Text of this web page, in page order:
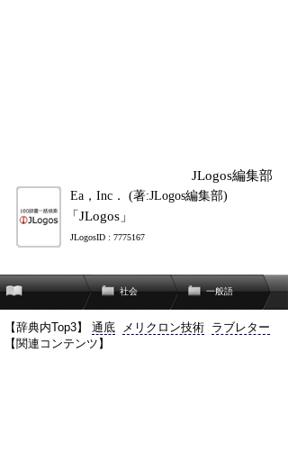
JLogos編集部
Ea，Inc． (著:JLogos編集部)
「JLogos」
JLogosID : 7775167
社会 一般語
【辞典内Top3】 通底 メリクロン技術 ラブレター
【関連コンテンツ】